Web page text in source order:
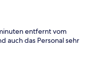
entfernt vom
auch das Personal sehr